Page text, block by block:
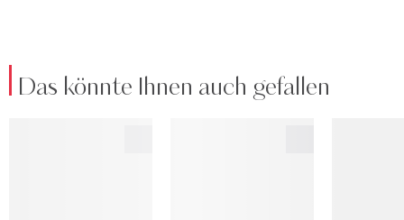
Das könnte Ihnen auch gefallen